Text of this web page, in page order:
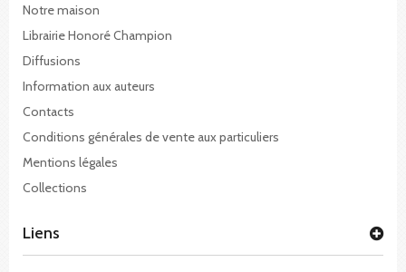
Notre maison
Librairie Honoré Champion
Diffusions
Information aux auteurs
Contacts
Conditions générales de vente aux particuliers
Mentions légales
Collections
Liens